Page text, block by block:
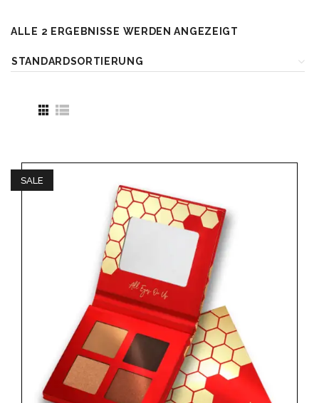
ALLE 2 ERGEBNISSE WERDEN ANGEZEIGT
SALE